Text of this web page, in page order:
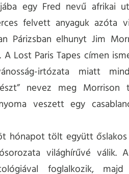
egy Fred nevű afrikai
felvett anyaguk azóta
Párizsban elhunyt Jim
Lost Paris Tapes címen
irtózata miatt
nevez meg Morrison
veszett egy
hónapot tölt együtt
világhírűvé válik.
foglalkozik, majd